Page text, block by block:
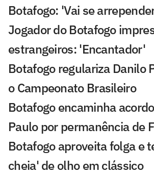
Botafogo: 'Vai se
Jogador do Botafogo
estrangeiros: 'Encantador'
Botafogo regulariza Danilo
o Campeonato Brasileiro
Botafogo encaminha
Paulo por permanência de
Botafogo aproveita folga e
cheia' de olho em clássico